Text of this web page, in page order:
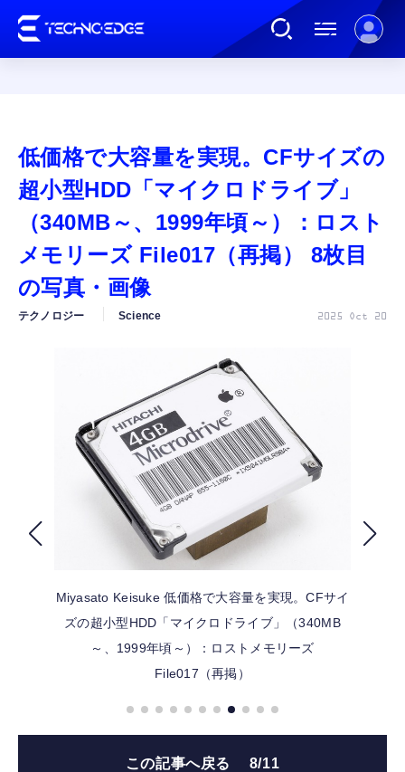
AI
ガジェット
公式ストア
FOLLOW US
低価格で大容量を実現。CFサイズの
超小型HDD「マイクロドライブ」
（340MB～、1999年頃～）：ロスト
メモリーズ File017（再掲） 8枚目
の写真・画像
テクノロジー Science 2025 Oct 20
Miyasato Keisuke 低価格で大容量を実現。CFサイ
ズの超小型HDD「マイクロドライブ」（340MB
～、1999年頃～）：ロストメモリーズ
File017（再掲）
この記事へ戻る 8/11